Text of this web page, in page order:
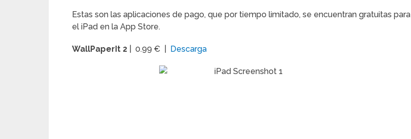
Estas son las aplicaciones de pago, que por tiempo limitado, se encuentran gratuitas para
el iPad en la App Store.
WallPaperIt 2 | 0.99 € | Descarga